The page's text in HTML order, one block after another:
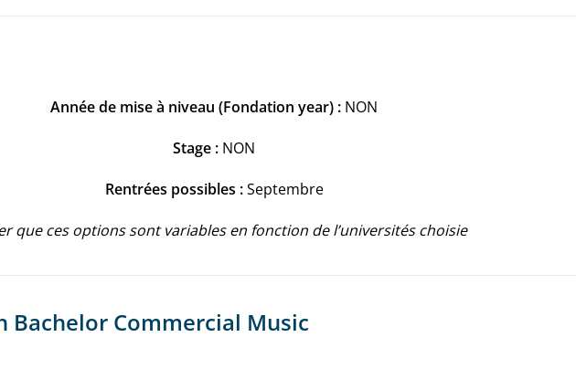
Année de mise à niveau (Fondation year) : NON
Stage : NON
Rentrées possibles :Septembre
que ces options sont variables en fonction de l’universités choisie
Commercial Music